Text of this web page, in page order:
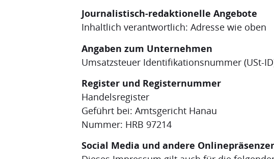
Journalistisch-redaktionelle Angebote
Inhaltlich verantwortlich: Adresse wie oben
Angaben zum Unternehmen
Umsatzsteuer Identifikationsnummer (USt-
Register und Registernummer
Handelsregister
Geführt bei: Amtsgericht Hanau
Nummer: HRB 97214
Social Media und andere